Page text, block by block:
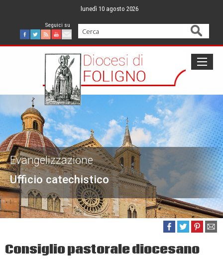
content
lunedì 10 agosto 2026
Facebook
Twitter
FeedYoutube
Mail
Cerca
Ufficio catechistico
Evangelizzazione
Consiglio pastorale diocesano